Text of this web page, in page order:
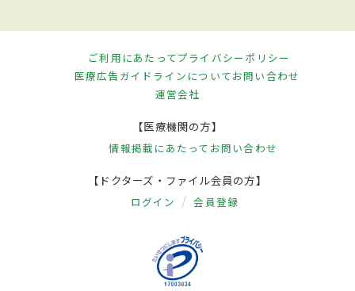
ご利用にあたってプライバシーポリシー
医療広告ガイドラインについてお問い合わせ
運営会社
【医療機関の方】
情報掲載にあたって お問い合わせ
【ドクターズ・ファイル会員の方】
ログイン 会員登録